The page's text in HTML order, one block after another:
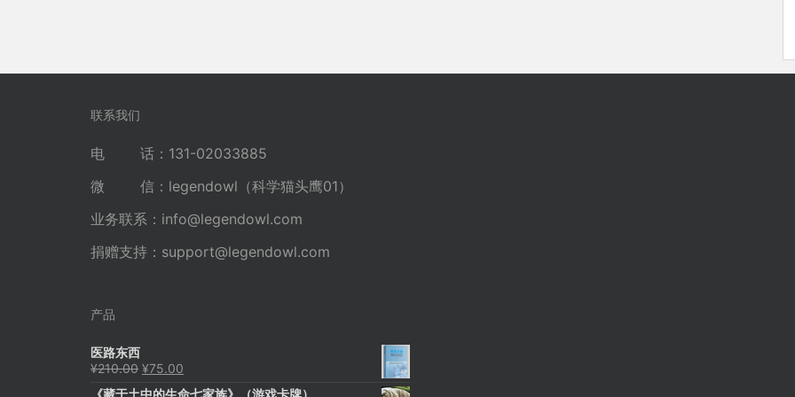
联系我们
电 话：131-02033885
微 信：legendowl（科学猫头鹰01）
业务联系： info@legendowl.com
捐赠支持： support@legendowl.com
产品
医路东西
¥210.00 原
¥75.00